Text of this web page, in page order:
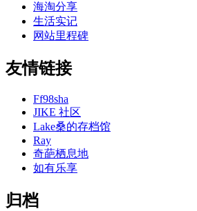
海淘分享
生活实记
网站里程碑
友情链接
Ff98sha
JIKE 社区
Lake桑的存档馆
Ray
奇葩栖息地
如有乐享
归档